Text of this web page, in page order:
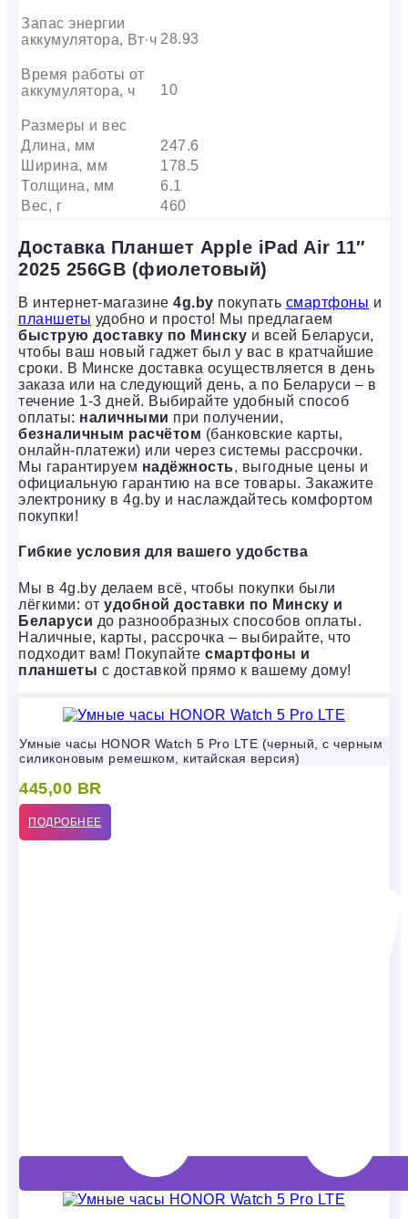
Запас энергии
аккумулятора, Вт·ч 28.93
Время работы от
аккумулятора, ч
10
Размеры и вес
Длина, мм
247.6
Ширина, мм
178.5
Толщина, мм
6.1
Вес, г
460
Доставка Планшет Apple iPad Air 11″
2025 256GB (фиолетовый)
В интернет-магазине 4g.by покупать смартфоны и
планшеты удобно и просто! Мы предлагаем
быструю доставку по Минску и всей Беларуси,
чтобы ваш новый гаджет был у вас в кратчайшие
сроки. В Минске доставка осуществляется в день
заказа или на следующий день, а по Беларуси – в
течение 1-3 дней. Выбирайте удобный способ
оплаты: наличными при получении,
безналичным расчётом (банковские карты,
онлайн-платежи) или через системы рассрочки.
Мы гарантируем надёжность, выгодные цены и
официальную гарантию на все товары. Закажите
электронику в 4g.by и наслаждайтесь комфортом
покупки!
Гибкие условия для вашего удобства
Мы в 4g.by делаем всё, чтобы покупки были
лёгкими: от удобной доставки по Минску и
Беларуси до разнообразных способов оплаты.
Наличные, карты, рассрочка – выбирайте, что
подходит вам! Покупайте смартфоны и
планшеты с доставкой прямо к вашему дому!
Умные часы HONOR Watch 5 Pro LTE (черный, с черным
силиконовым ремешком, китайская версия)
445,00 BR
ПОДРОБНЕЕ